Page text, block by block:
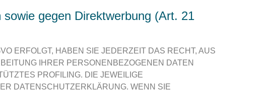
gegen Direktwerbung (Art. 21
ERFOLGT, HABEN SIE JEDERZEIT DAS RECHT, AUS
IHRER PERSONENBEZOGENEN DATEN
PROFILING. DIE JEWEILIGE
DATENSCHUTZERKLÄRUNG. WENN SIE